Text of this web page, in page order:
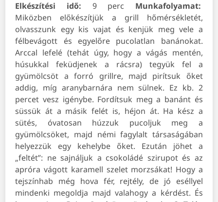
Elkészítési idő: 9 perc Munkafolyamat:
Miközben előkészítjük a grill hőmérsékletét,
olvasszunk egy kis vajat és kenjük meg vele a
félbevágott és egyelőre pucolatlan banánokat.
Arccal lefelé (tehát úgy, hogy a vágás mentén,
húsukkal feküdjenek a rácsra) tegyük fel a
gyümölcsöt a forró grillre, majd pirítsuk őket
addig, míg aranybarnára nem sülnek. Ez kb. 2
percet vesz igénybe. Fordítsuk meg a banánt és
süssük át a másik felét is, héjon át. Ha kész a
sütés, óvatosan húzzuk pucoljuk meg a
gyümölcsöket, majd némi fagylalt társaságában
helyezzük egy kehelybe őket. Ezután jöhet a
„feltét”: ne sajnáljuk a csokoládé szirupot és az
apróra vágott karamell szelet morzsákat! Hogy a
tejszínhab még hova fér, rejtély, de jó eséllyel
mindenki megoldja majd valahogy a kérdést. És